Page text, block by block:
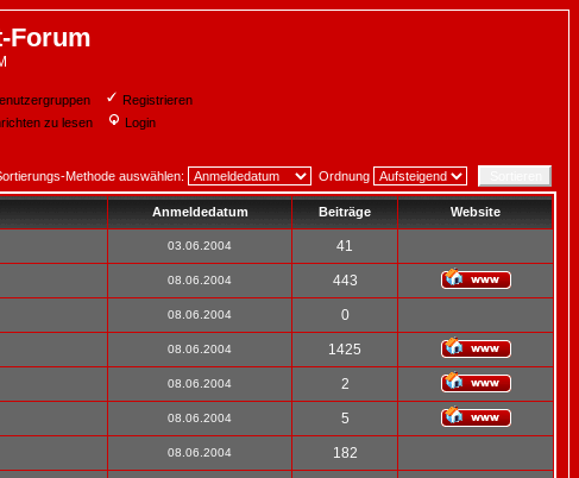
Forum
Registrieren
zu lesen Login
Methode auswählen: Ordnung
Anmeldedatum Beiträge Website
03.06.2004 41
08.06.2004 443
08.06.2004 0
08.06.2004 1425
08.06.2004 2
08.06.2004 5
08.06.2004 182